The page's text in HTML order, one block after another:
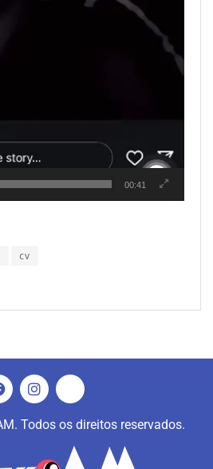
00:41
cv
Todos os direitos reservados.